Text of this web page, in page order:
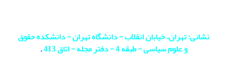
نشانی: تهران، خیابان انقلاب - دانشگاه تهران - دانشکده حقوق
و علوم سیاسی - طبقه 4 - دفتر مجله - اتاق 413
.